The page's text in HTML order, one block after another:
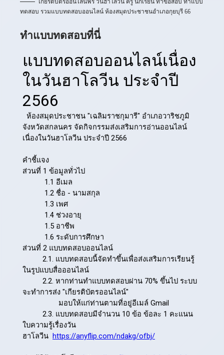
ทดสอบ รวมแบบทดสอบออนไลน์ ห้องสมุดประชาชนอำเภอกุยบุรี 66
ทำแบบทดสอบที่นี่